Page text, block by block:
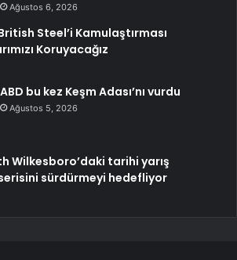
Ağustos 6, 2026
Steel’i Kamulaştırması
Koruyacağız
ABD bu kez Keşm Adası’nı vurdu
Ağustos 5, 2026
Wilkesboro’daki tarihi yarış
sürdürmeyi hedefliyor